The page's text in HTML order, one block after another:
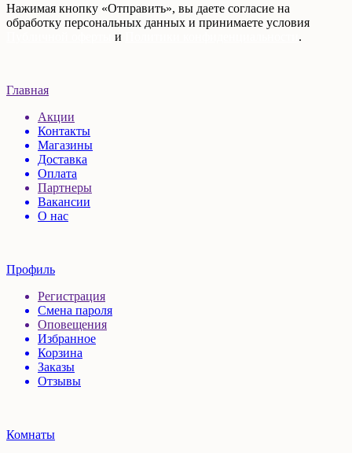
Нажимая кнопку «Отправить», вы даете согласие на
обработку персональных данных и принимаете условия
и .
Главная
Акции
Контакты
Магазины
Доставка
Оплата
Партнеры
Вакансии
О нас
Профиль
Регистрация
Смена пароля
Оповещения
Избранное
Корзина
Заказы
Отзывы
Комнаты